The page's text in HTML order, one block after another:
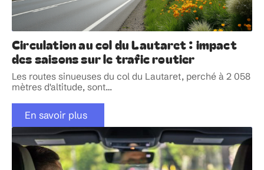
Circulation au col du Lautaret : impact
des saisons sur le trafic routier
Les routes sinueuses du col du Lautaret, perché à 2 058
mètres d'altitude, sont…
En savoir plus